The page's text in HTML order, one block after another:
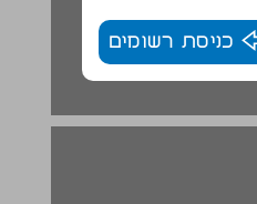
כניסת רשומים